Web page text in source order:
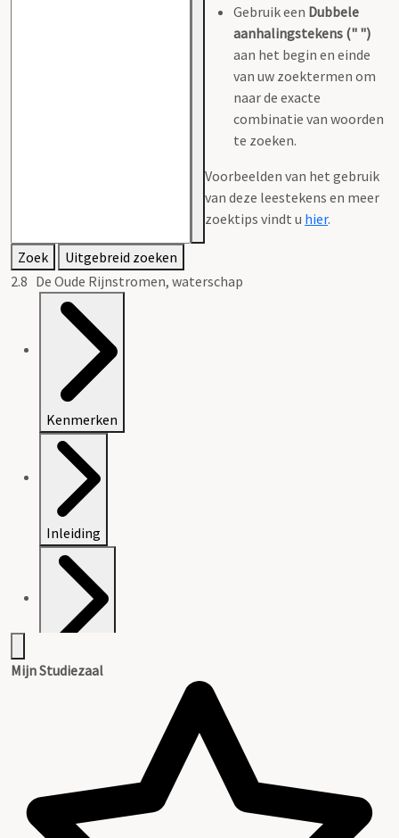
Gebruik een Dubbele
aanhalingstekens (" ")
aan het begin en einde
van uw zoektermen om
naar de exacte
combinatie van woorden
te zoeken.
Voorbeelden van het gebruik
van deze leestekens en meer
zoektips vindt u hier.
Zoek
Uitgebreid zoeken
2.8 De Oude Rijnstromen, waterschap
Kenmerken
Inleiding
Documentatie
Mijn Studiezaal